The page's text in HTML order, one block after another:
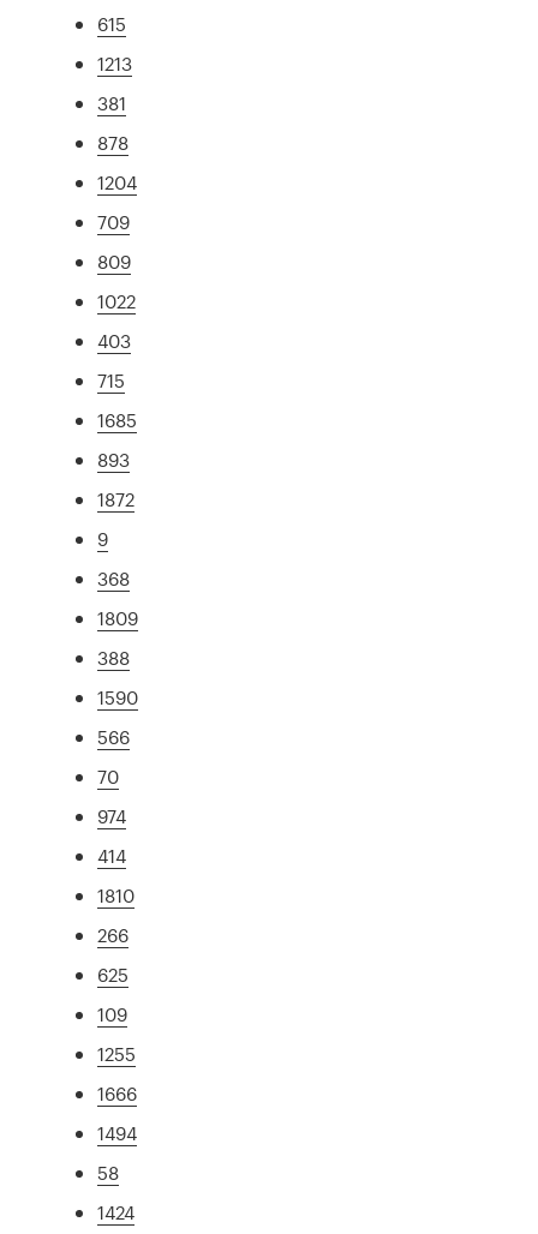
615
1213
381
878
1204
709
809
1022
403
715
1685
893
1872
9
368
1809
388
1590
566
70
974
414
1810
266
625
109
1255
1666
1494
58
1424